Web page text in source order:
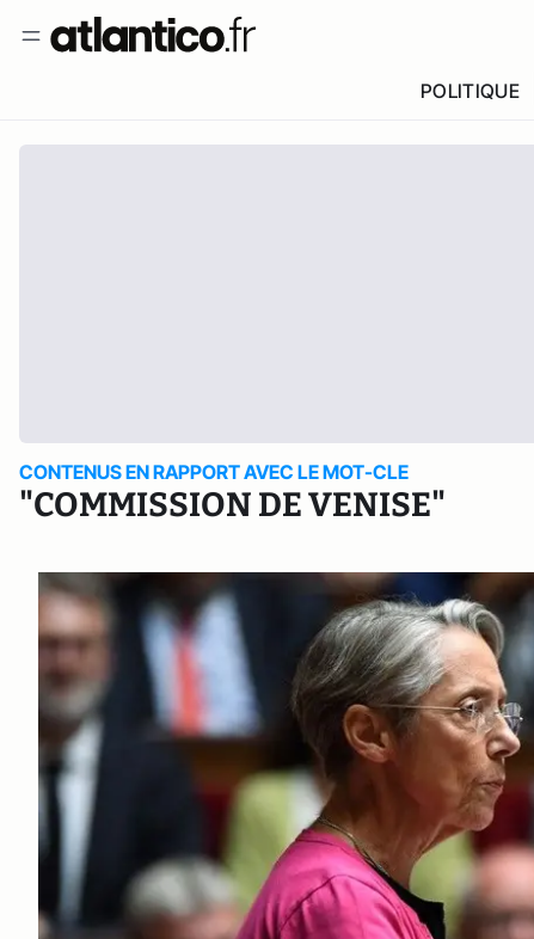
POLITIQUE
CONTENUS EN RAPPORT AVEC LE MOT-CLE
"COMMISSION DE VENISE"